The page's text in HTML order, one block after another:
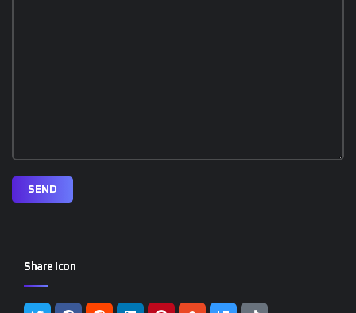
SEND
Share Icon